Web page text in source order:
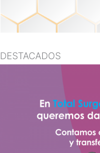
DESTACADOS